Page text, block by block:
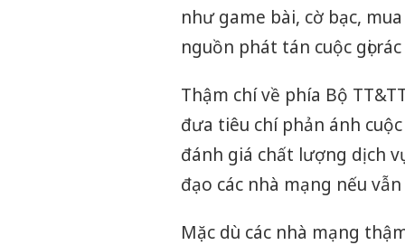
như game bài, cờ bạc,
nguồn phát tán cuộc gọi
Thậm chí về phía Bộ
đưa tiêu chí phản ánh
đánh giá chất lượng dịch
đạo các nhà mạng nếu
Mặc dù các nhà mạng